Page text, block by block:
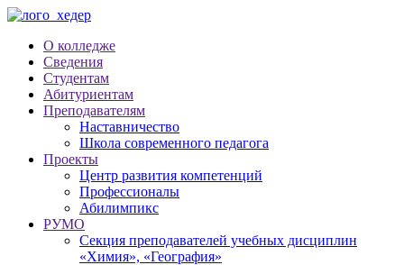
О колледже
Сведения
Студентам
Абитуриентам
Преподавателям
Наставничество
Школа современного педагога
Проекты
Центр развития компетенций
Профессионалы
Абилимпикс
РУМО
Секция преподавателей учебных дисциплин
«Химия», «География»